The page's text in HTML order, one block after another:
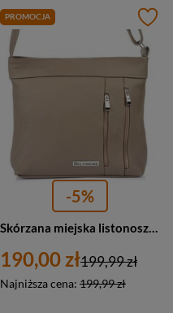
PROMOCJA
-5%
190,00 zł
Najniższa cena: 199,99 zł
199,99 zł